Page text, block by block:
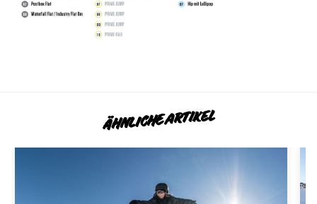
ÄHNLICHE ARTIKEL